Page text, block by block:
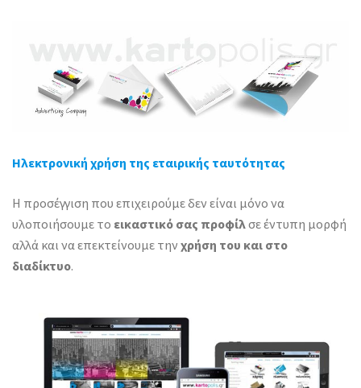
Ηλεκτρονική χρήση της εταιρικής ταυτότητας
Η προσέγγιση που επιχειρούμε δεν είναι μόνο να
υλοποιήσουμε το εικαστικό σας προφίλσε έντυπη μορφή
αλλά και να επεκτείνουμε την χρήση του και στο
διαδίκτυο.